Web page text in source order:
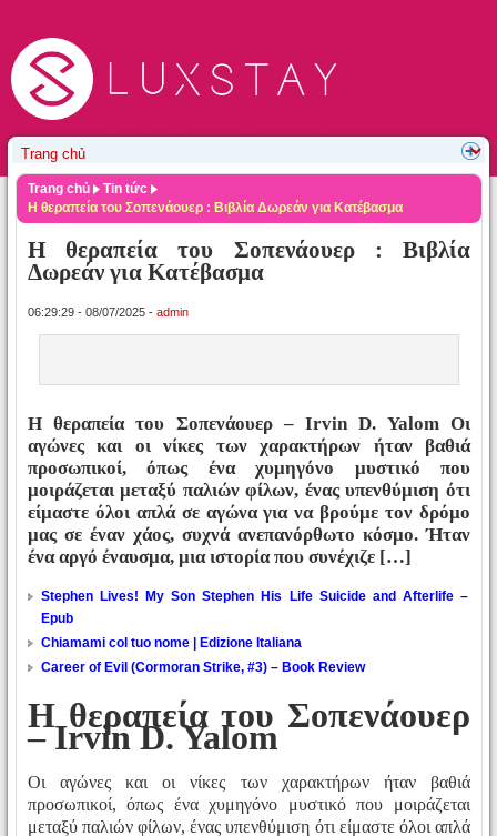
Trang chủ
Tin tức
Η θεραπεία του Σοπενάουερ : Βιβλία Δωρεάν για Κατέβασμα
Η θεραπεία του Σοπενάουερ : Βιβλία
Δωρεάν για Κατέβασμα
06:29:29 - 08/07/2025 - admin
Η θεραπεία του Σοπενάουερ – Irvin D. Yalom Οι
αγώνες και οι νίκες των χαρακτήρων ήταν βαθιά
προσωπικοί, όπως ένα χυμηγόνο μυστικό που
μοιράζεται μεταξύ παλιών φίλων, ένας υπενθύμιση ότι
είμαστε όλοι απλά σε αγώνα για να βρούμε τον δρόμο
μας σε έναν χάος, συχνά ανεπανόρθωτο κόσμο. Ήταν
ένα αργό έναυσμα, μια ιστορία που συνέχιζε […]
Stephen Lives! My Son Stephen His Life Suicide and Afterlife –
Epub
Chiamami col tuo nome | Edizione Italiana
Career of Evil (Cormoran Strike, #3) – Book Review
Η θεραπεία του Σοπενάουερ
– Irvin D. Yalom
Οι αγώνες και οι νίκες των χαρακτήρων ήταν βαθιά
προσωπικοί, όπως ένα χυμηγόνο μυστικό που μοιράζεται
μεταξύ παλιών φίλων, ένας υπενθύμιση ότι είμαστε όλοι απλά